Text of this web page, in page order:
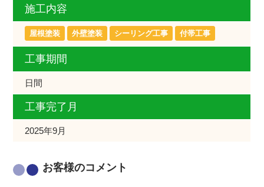
施工内容
屋根塗装 外壁塗装 シーリング工事 付帯工事
工事期間
日間
工事完了月
2025年9月
お客様のコメント